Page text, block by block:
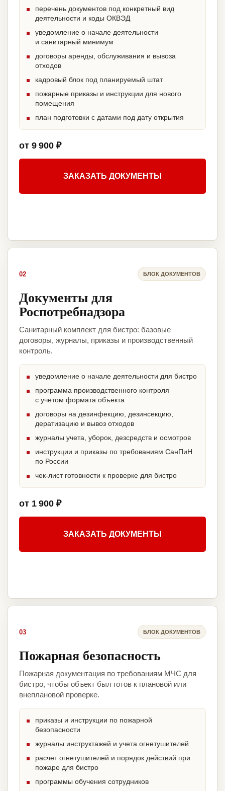
перечень документов под конкретный вид
деятельности и коды ОКВЭД
уведомление о начале деятельности
и санитарный минимум
договоры аренды, обслуживания и вывоза
отходов
кадровый блок под планируемый штат
пожарные приказы и инструкции для нового
помещения
план подготовки с датами под дату открытия
от 9 900 ₽
ЗАКАЗАТЬ ДОКУМЕНТЫ
02 БЛОК ДОКУМЕНТОВ
Документы для
Роспотребнадзора
Санитарный комплект для бистро: базовые
договоры, журналы, приказы и производственный
контроль.
уведомление о начале деятельности для бистро
программа производственного контроля
с учетом формата объекта
договоры на дезинфекцию, дезинсекцию,
дератизацию и вывоз отходов
журналы учета, уборок, дезсредств и осмотров
инструкции и приказы по требованиям СанПиН
по России
чек-лист готовности к проверке для бистро
от 1 900 ₽
ЗАКАЗАТЬ ДОКУМЕНТЫ
03 БЛОК ДОКУМЕНТОВ
Пожарная безопасность
Пожарная документация по требованиям МЧС для
бистро, чтобы объект был готов к плановой или
внеплановой проверке.
приказы и инструкции по пожарной
безопасности
журналы инструктажей и учета огнетушителей
расчет огнетушителей и порядок действий при
пожаре для бистро
программы обучения сотрудников